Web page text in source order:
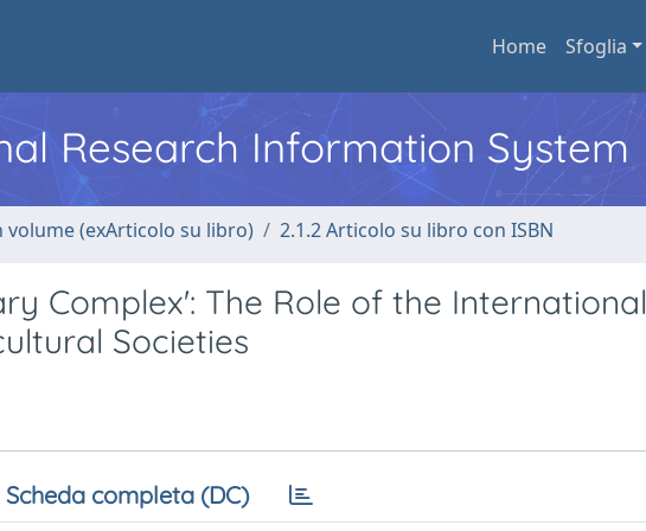
Home Sfoglia
Research Information System
(exArticolo su libro) 2.1.2 Articolo su libro con ISBN
Complex': The Role of the International
Societies
Scheda completa (DC)